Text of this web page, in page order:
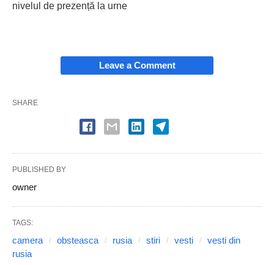
nivelul de prezență la urne
Leave a Comment
SHARE
PUBLISHED BY
owner
TAGS:
camera obsteasca rusia stiri vesti
vesti din
rusia